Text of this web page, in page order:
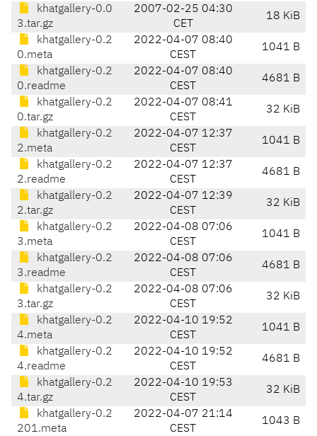
khatgallery-0.0
3.tar.gz
2007-02-25 04:30
CET
18 KiB
khatgallery-0.2
0.meta
2022-04-07 08:40
CEST
1041 B
khatgallery-0.2
0.readme
2022-04-07 08:40
CEST
4681 B
khatgallery-0.2
0.tar.gz
2022-04-07 08:41
CEST
32 KiB
khatgallery-0.2
2.meta
2022-04-07 12:37
CEST
1041 B
khatgallery-0.2
2.readme
2022-04-07 12:37
CEST
4681 B
khatgallery-0.2
2.tar.gz
2022-04-07 12:39
CEST
32 KiB
khatgallery-0.2
3.meta
2022-04-08 07:06
CEST
1041 B
khatgallery-0.2
3.readme
2022-04-08 07:06
CEST
4681 B
khatgallery-0.2
3.tar.gz
2022-04-08 07:06
CEST
32 KiB
khatgallery-0.2
4.meta
2022-04-10 19:52
CEST
1041 B
khatgallery-0.2
4.readme
2022-04-10 19:52
CEST
4681 B
khatgallery-0.2
4.tar.gz
2022-04-10 19:53
CEST
32 KiB
khatgallery-0.2
201.meta
2022-04-07 21:14
CEST
1043 B